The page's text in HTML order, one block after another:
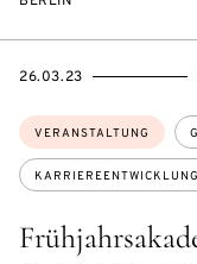
Themen:
VERANSTALTUNG
KARRIEREENTWICKLUNG
EVENTBEGINSON
26.03.23
EVENTENDSON